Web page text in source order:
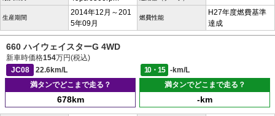
生産期間
2014年12月～201
5年09月
燃費性能
H27年度燃費基準
達成
660 ハイウェイスターG 4WD
新車時価格154万円(税込)
JC08
22.6km/L 10・15
-km/L
満タンでどこまで走る？
678km
満タンでどこまで走る？
-km